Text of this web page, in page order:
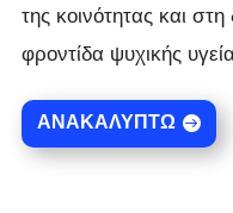
της κοινότητας και
φροντίδα ψυχικής
ΑΝΑΚΑΛΎΠΤΩ